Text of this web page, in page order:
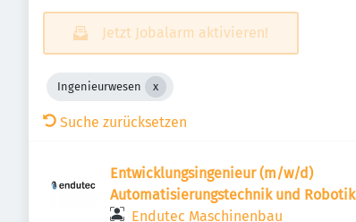
Jetzt Jobalarm aktivieren!
Ingenieurwesen
Suche zurücksetzen
Entwicklungsingenieur (m/w/d)
Automatisierungstechnik und Robotik
Endutec Maschinenbau